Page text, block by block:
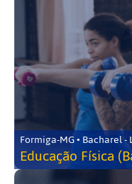
Formiga-MG • Bacharel
Educação Física